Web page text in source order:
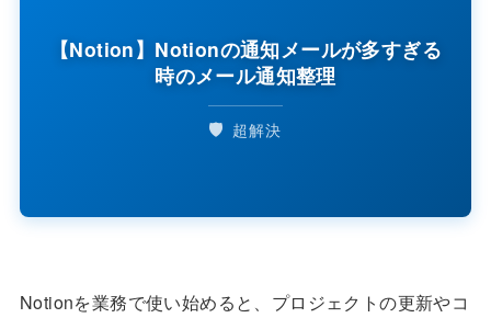
【Notion】Notionの通知メールが多すぎる
時のメール通知整理
🛡️ 超解決
Notionを業務で使い始めると、プロジェクトの更新やコ